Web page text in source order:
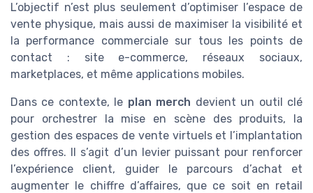
L’objectif n’est plus seulement d’optimiser l’espace de
vente physique, mais aussi de maximiser la visibilité et
la performance commerciale sur tous les points de
contact : site e-commerce, réseaux sociaux,
marketplaces, et même applications mobiles.
Dans ce contexte, le plan merch devient un outil clé
pour orchestrer la mise en scène des produits, la
gestion des espaces de vente virtuels et l’implantation
des offres. Il s’agit d’un levier puissant pour renforcer
l’expérience client, guider le parcours d’achat et
augmenter le chiffre d’affaires, que ce soit en retail